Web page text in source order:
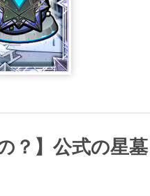
？】公式の星墓